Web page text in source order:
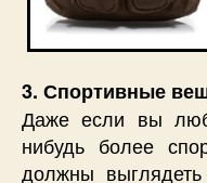
3. Спортивные
Даже если вы
нибудь более
должны